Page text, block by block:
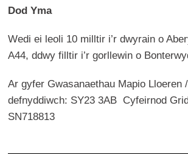
Dod Yma
Wedi ei leoli 10 milltir i’r dwyrain o
A44, ddwy filltir i’r gorllewin o
Ar gyfer Gwasanaethau Mapio Lloeren
defnyddiwch: SY23 3AB Cyfeirnod
SN718813